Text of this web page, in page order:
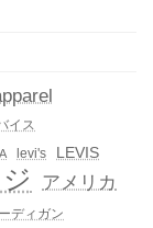
イス
levi's
LEVIS
アメリカ
ディガン